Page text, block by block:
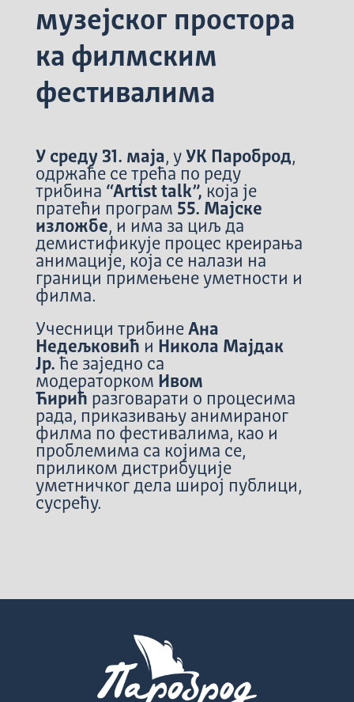
музејског простора
ка филмским
фестивалима
У среду 31. маја, у УК Пароброд,
одржаће се трећа по реду
трибина “Аrtist talk”, која је
пратећи програм 55. Мајске
изложбе, и има за циљ да
демистификује процес креирања
анимације, која се налази на
граници примењене уметности и
филма.
Учесници трибине Ана
Недељковић и Никола Мајдак
Јр. ће заједно са
модераторком Ивом
Ћирић разговарати о процесима
рада, приказивању анимираног
филма по фестивалима, као и
проблемима са којима се,
приликом дистрибуције
уметничког дела широј публици,
сусрећу.